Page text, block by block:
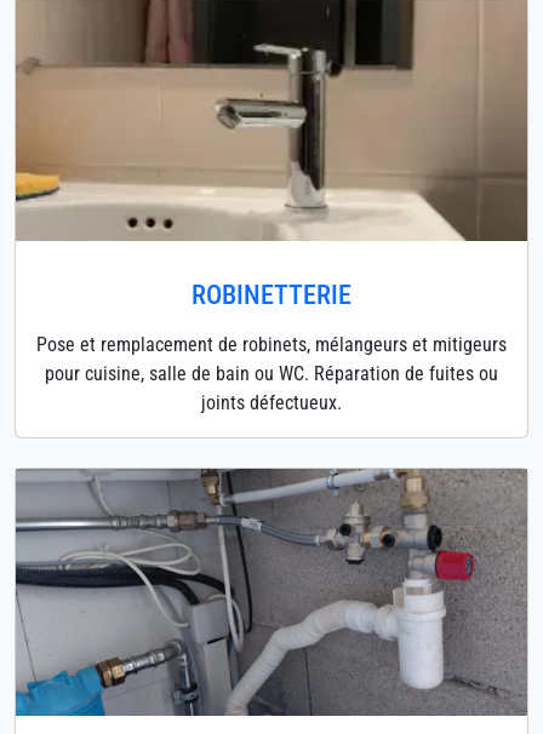
ROBINETTERIE
Pose et remplacement de robinets, mélangeurs et mitigeurs
pour cuisine, salle de bain ou WC. Réparation de fuites ou
joints défectueux.